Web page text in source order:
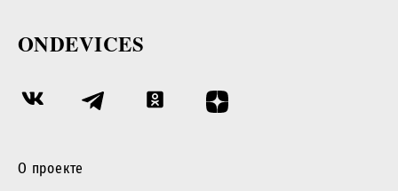
ONDEVICES
О проекте